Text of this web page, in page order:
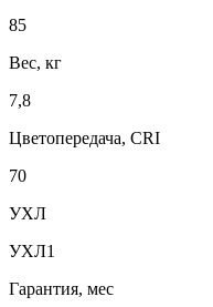
85
Вес, кг
7,8
Цветопередача, CRI
70
УХЛ
УХЛ1
Гарантия, мес